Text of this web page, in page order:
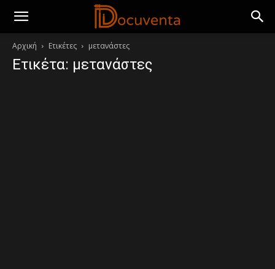
Αρχική Ετικέτες μετανάστες
Ετικέτα: μετανάστες